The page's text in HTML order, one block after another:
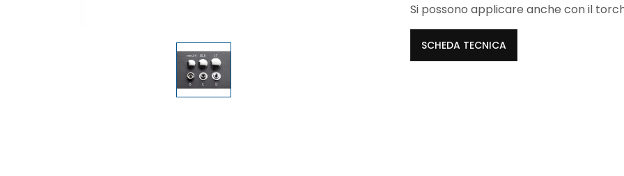
Si possono applicare anche con il
SCHEDA TECNICA